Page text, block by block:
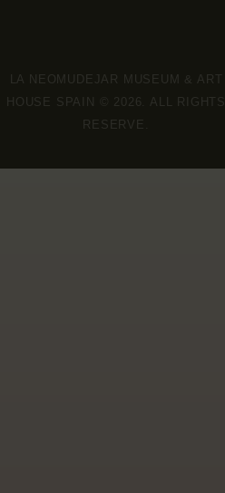
LA NEOMUDEJAR MUSEUM & ART
HOUSE SPAIN © 2026. ALL RIGHTS
RESERVE.